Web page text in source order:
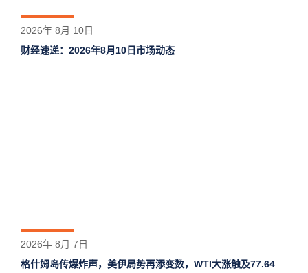
2026年 8月 10日
财经速递：2026年8月10日市场动态
2026年 8月 7日
格什姆岛‌传爆炸声，美伊局势再添变数，WTI大涨触及77.64